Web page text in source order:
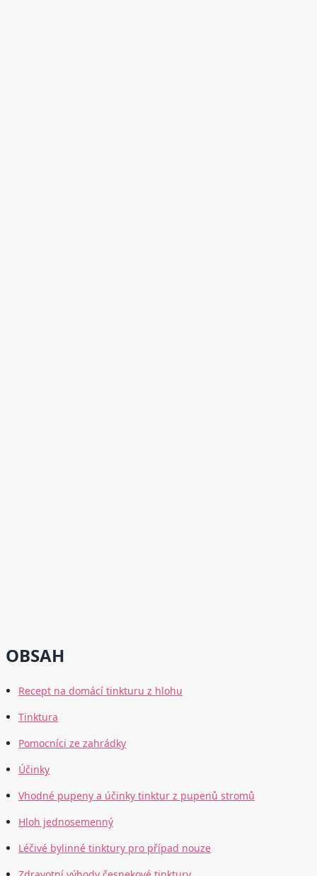
OBSAH
Recept na domácí tinkturu z hlohu
Tinktura
Pomocníci ze zahrádky
Účinky
Vhodné pupeny a účinky tinktur z pupenů stromů
Hloh jednosemenný
Léčivé bylinné tinktury pro případ nouze